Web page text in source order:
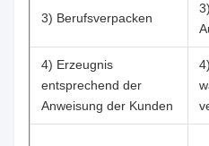
3) Berufsverpacken
3)
4) Erzeugnis
entsprechend der
Anweisung der Kunden